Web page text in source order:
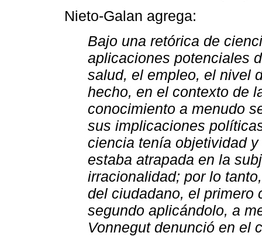
Nieto-Galan agrega:
Bajo una retórica de
aplicaciones potenciales
salud, el empleo, el nivel
hecho, en el contexto de
conocimiento a menudo
sus implicaciones
ciencia tenía objetividad
estaba atrapada en la
irracionalidad; por lo
del ciudadano, el primero
segundo aplicándolo, a
Vonnegut denunció en el